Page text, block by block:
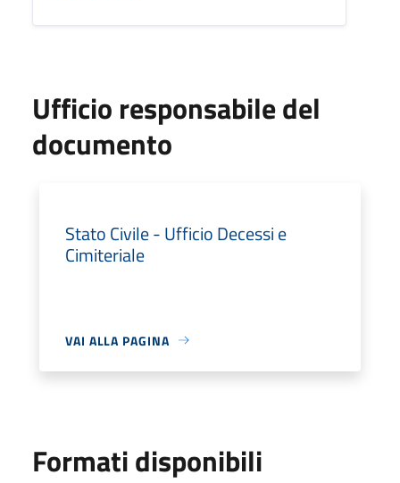
Ufficio responsabile del
documento
Stato Civile - Ufficio Decessi e
Cimiteriale
VAI ALLA PAGINA
Formati disponibili